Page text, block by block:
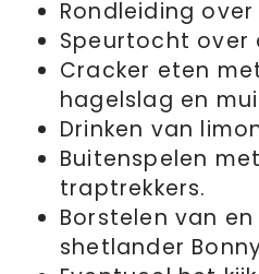
Rondleiding
Speurtocht over
Cracker eten
hagelslag en
Drinken van
Buitenspelen
traptrekkers.
Borstelen van
shetlander